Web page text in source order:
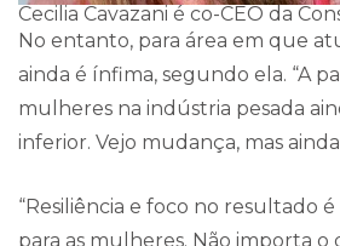
Cecilia Cavazani é co-CEO da
No entanto, para área em que
ainda é ínfima, segundo ela. “A
mulheres na indústria pesada
inferior. Vejo mudança, mas ainda
“Resiliência e foco no resultado
para as mulheres. Não importa o